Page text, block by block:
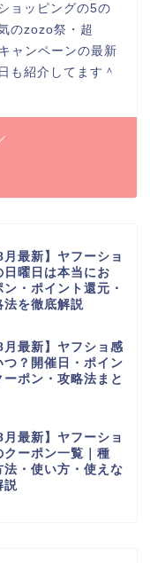
ョッピングの5の
のzozo祭・超
ャンペーンの最新
も紹介してます＾
月最新】ヤフーショ
日曜日は本当にお
・ポイント還元・
法を徹底解説
月最新】ヤフショ感
つ？開催日・ポイン
ーポン・攻略法まと
月最新】ヤフーショ
クーポン一覧｜種
法・使い方・使えな
説